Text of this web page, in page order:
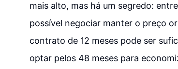
mais alto, mas há um segredo:
possível negociar manter o preço
contrato de 12 meses pode ser
optar pelos 48 meses para